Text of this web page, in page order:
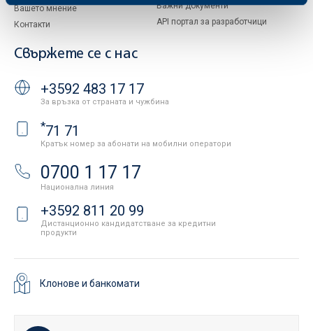
Вашето мнение
Контакти
Важни документи
API портал за разработчици
Свържете се с нас
+3592 483 17 17
За връзка от страната и чужбина
*71 71
Кратък номер за абонати на мобилни оператори
0700 1 17 17
Национална линия
+3592 811 20 99
Дистанционно кандидатстване за кредитни
продукти
Клонове и банкомати